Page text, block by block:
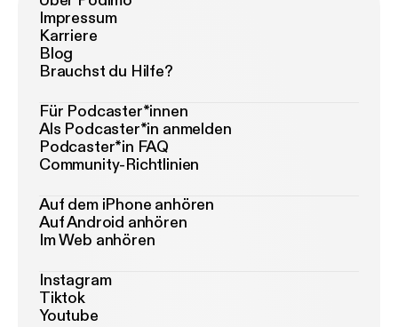
Impressum
Karriere
Blog
Brauchst du Hilfe?
Für Podcaster*innen
Als Podcaster*in anmelden
Podcaster*in FAQ
Community-Richtlinien
Auf dem iPhone anhören
Auf Android anhören
Im Web anhören
Instagram
Tiktok
Youtube